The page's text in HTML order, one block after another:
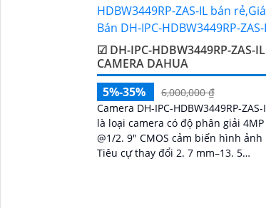
☑ DH-IPC-HDBW3449RP-ZAS-IL
CAMERA DAHUA
5%-35%
6,000,000 ₫
Camera DH-IPC-HDBW3449RP-ZAS-IL
là loại camera có độ phân giải 4MP
@1/2. 9" CMOS cảm biến hình ảnh
Tiêu cự thay đổi 2. 7 mm–13. 5